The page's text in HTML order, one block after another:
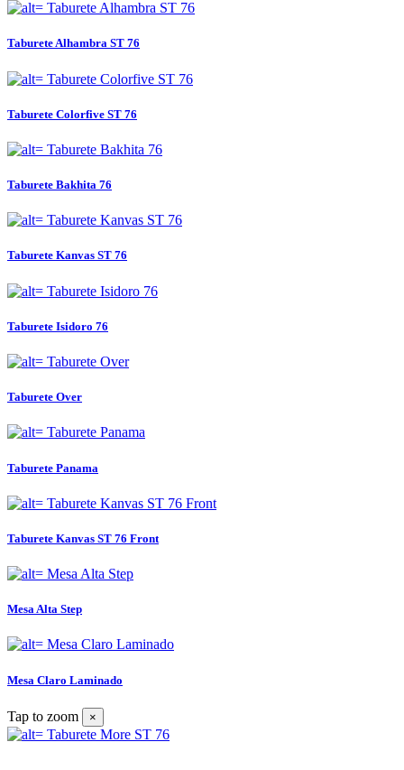
Taburete Alhambra ST 76
Taburete Colorfive ST 76
Taburete Bakhita 76
Taburete Kanvas ST 76
Taburete Isidoro 76
Taburete Over
Taburete Panama
Taburete Kanvas ST 76 Front
Mesa Alta Step
Mesa Claro Laminado
Tap to zoom ×